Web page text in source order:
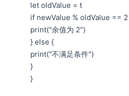
let oldValue = t
if newValue % oldValue ==
print("余值为 2")
} else {
print("不满足条件")
}
}